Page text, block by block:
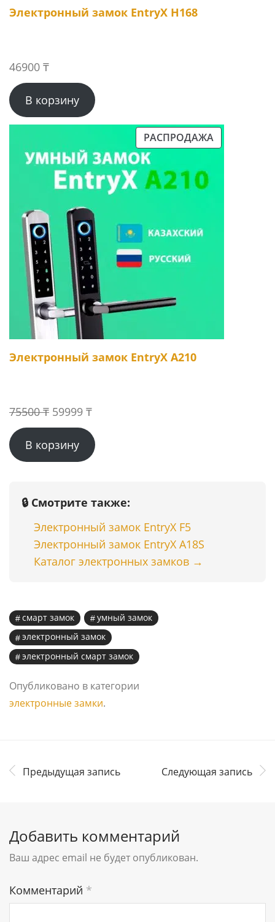
Электронный замок EntryX H168
46900 ₸
В корзину
РАСПРОДАЖА
ПРОДАВАЕМЫЙ
ТОВАР
Электронный замок EntryX A210
75500₸ Первоначальная
цена
составляла
75500 ₸.
59999 ₸Текущая
59999 ₸.
В корзину
🔒 Смотрите также:
Электронный замок EntryX F5
Электронный замок EntryX A18S
Каталог электронных замков →
смарт замок
умный замок
электронный замок
электронный смарт замок
Опубликовано в категории
электронные замки.
Предыдущая запись Следующая запись
Добавить комментарий
Ваш адрес email не будет опубликован.
Комментарий *